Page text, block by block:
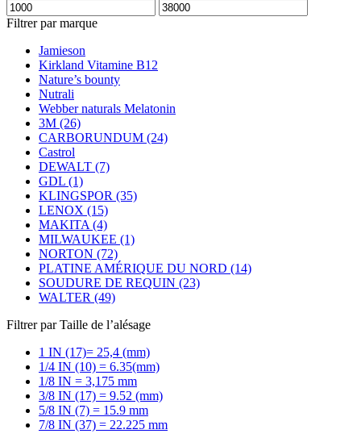
Filtrer par marque
Jamieson
Kirkland Vitamine B12
Nature’s bounty
Nutrali
Webber naturals Melatonin
3M (26)
CARBORUNDUM (24)
Castrol
DEWALT (7)
GDL (1)
KLINGSPOR (35)
LENOX (15)
MAKITA (4)
MILWAUKEE (1)
NORTON (72)
PLATINE AMÉRIQUE DU NORD (14)
SOUDURE DE REQUIN (23)
WALTER (49)
Filtrer par Taille de l’alésage
1 IN (17)= 25,4 (mm)
1/4 IN (10) = 6.35(mm)
1/8 IN = 3,175 mm
3/8 IN (17) = 9.52 (mm)
5/8 IN (7) = 15.9 mm
7/8 IN (37) = 22.225 mm